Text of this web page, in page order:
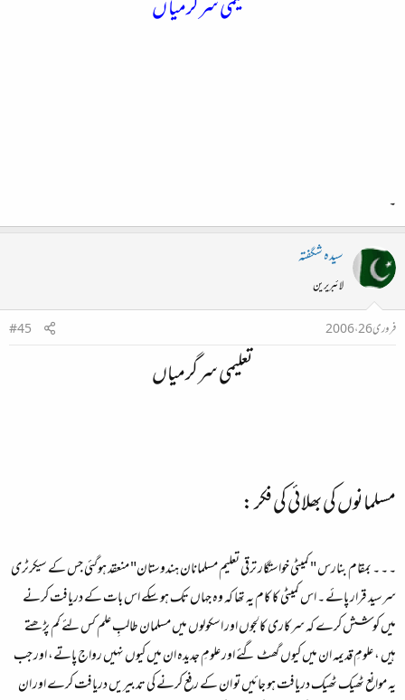
تعلیمی سرگرمیا ں
۔
سیدہ شگفتہ
لائبریرین
فروری 26، 2006
#45
تعلیمی سرگرمیاں
مسلمانوں کی بھلائی کی فکر :
۔ ۔ ۔ بمقام بنارس " کمیٹی خواستگار ترقی تعلیم مسلمانان ہندوستان" منعقد ہوگئی جس کے سیکرٹری
سرسید قرار پائے ۔ اس کمیٹی کا کام یہ تھا کہ وہ جہاں تک ہو سکے اس بات کے دریافت کرنے
میں کوشش کرے کہ سرکاری کالجوں اور اسکولوں میں مسلمان طالبِ علم کس لئے کم پڑھتے
ہیں ، علومِ قدیمہ ان میں کیوں گھٹ گئے اور علومِ جدیدہ ان میں کیوں نہیں رواج پاتے، اور جب
یہ موانع ٹھیک ٹھیک دریافت ہو جائیں تو ان کے رفع کرنے کی تدبیریں دریافت کرے اور ان